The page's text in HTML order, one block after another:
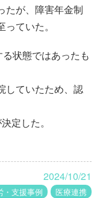
たが、障害年金制
ていた。
状態ではあったも
していたため、認
定した。
2024/10/21
医療連携
・支援事例